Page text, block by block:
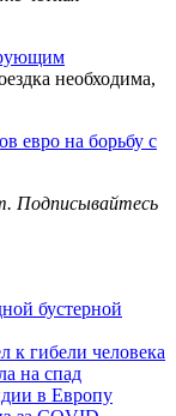
необходима,
евро на борьбу с
Подписывайтесь
бустерной
гибели человека
на спад
в Европу